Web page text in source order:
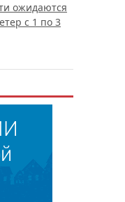
ожидаются
с 1 по 3